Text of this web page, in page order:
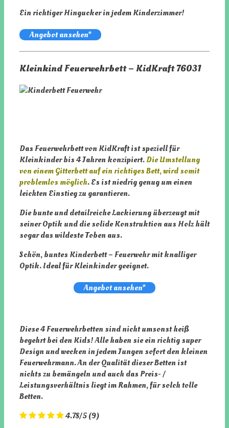
Ein richtiger Hingucker in jedem Kinderzimmer!
Angebot ansehen*
Kleinkind Feuerwehrbett – KidKraft 76031
Das Feuerwehrbett von KidKraft ist speziell für
Kleinkinder bis 4 Jahren konzipiert.Die Umstellung
von einem Gitterbett auf ein richtiges Bett, wird somit
problemlos möglich. Es ist niedrig genug um einen
leichten Einstieg zu garantieren.
Die bunte und detailreiche Lackierung überzeugt mit
seiner Optik und die solide Konstruktion aus Holz hält
sogar das wildeste Toben aus.
Schön, buntes Kinderbett – Feuerwehr mit knalliger
Optik. Ideal für Kleinkinder geeignet.
Angebot ansehen*
Diese 4 Feuerwehrbetten sind nicht umsonst heiß
begehrt bei den Kids! Alle haben sie ein richtig super
Design und wecken in jedem Jungen sofort den kleinen
Feuerwehrmann. An der Qualität dieser Betten ist
nichts zu bemängeln und auch das Preis- /
Leistungsverhältnis liegt im Rahmen, für solch tolle
Betten.
4.78/5(9)